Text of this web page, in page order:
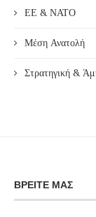
ΕΕ & ΝΑΤΟ
Μέση Ανατολή
Στρατηγική &
ΒΡΕΊΤΕ ΜΑΣ